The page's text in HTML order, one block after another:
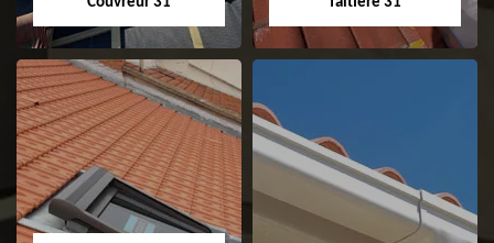
Couvreur 31
Etanchéité de
faitage et faitière
31